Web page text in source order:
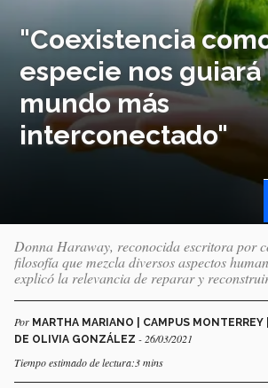
"Coexistencia
especie nos guiará
mundo más
interconectado"
Donna Haraway, reconocida escritora por
filosofía que mezcla diversos aspectos
explicó la relevancia de reparar y
Por MARTHA MARIANO | CAMPUS
DE OLIVIA GONZÁLEZ - 26/03/2021
Tiempo estimado de lectura:3 mins